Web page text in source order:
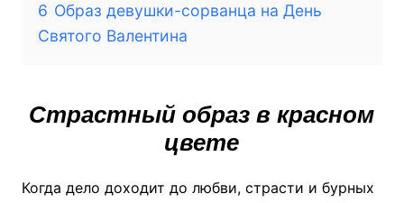
6 Образ девушки-сорванца на День
Святого Валентина
Страстный образ в красном
цвете
Когда дело доходит до любви, страсти и бурных